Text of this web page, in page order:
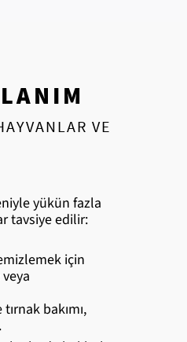
VE
yükün fazla
tavsiye edilir:
için
bakımı,